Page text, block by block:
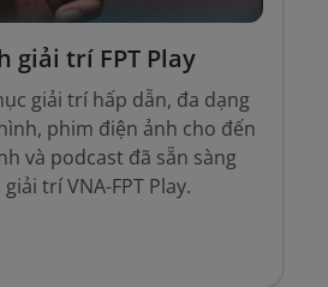
giải trí FPT Play
giải trí hấp dẫn, đa dạng
phim điện ảnh cho đến
và podcast đã sẵn sàng
trí VNA-FPT Play.